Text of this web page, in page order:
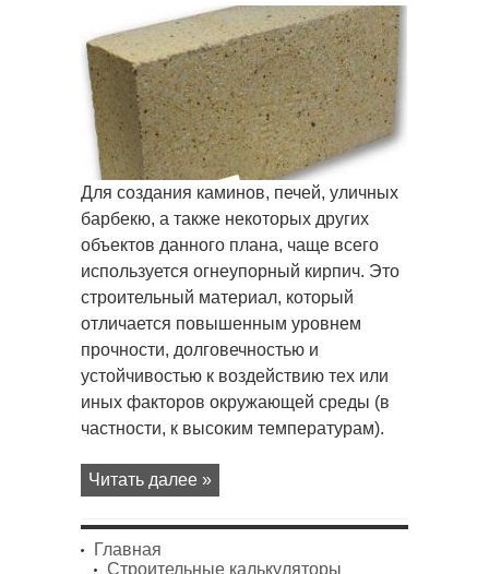
Покупаем
качественный
кирпич
огнестойкий
—
несколько
причин
выбрать
магазин
«BUDEKO»
Для создания каминов, печей, уличных
барбекю, а также некоторых других
объектов данного плана, чаще всего
используется огнеупорный кирпич. Это
строительный материал, который
отличается повышенным уровнем
прочности, долговечностью и
устойчивостью к воздействию тех или
иных факторов окружающей среды (в
частности, к высоким температурам).
Читать далее »
Главная
Строительные калькуляторы